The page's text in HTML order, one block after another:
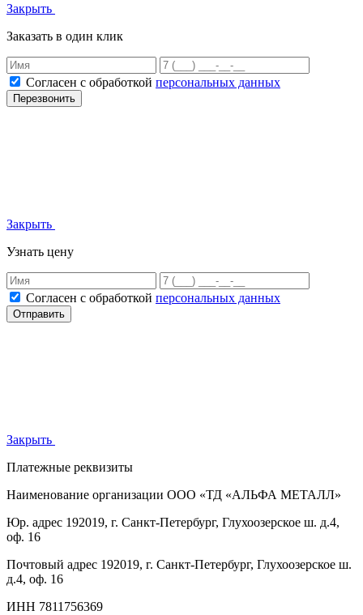
Закрыть
Заказать в один клик
Согласен с обработкой персональных данных
Перезвонить
Закрыть
Узнать цену
Согласен с обработкой персональных данных
Отправить
Закрыть
Платежные реквизиты
Наименование организации ООО «ТД «АЛЬФА МЕТАЛЛ»
Юр. адрес 192019, г. Санкт-Петербург, Глухоозерское ш. д.4,
оф. 16
Почтовый адрес 192019, г. Санкт-Петербург, Глухоозерское ш.
д.4, оф. 16
ИНН 7811756369